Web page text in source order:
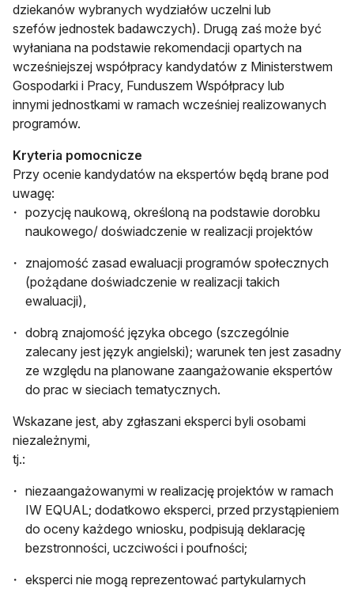
dziekanów wybranych wydziałów uczelni lub
szefów jednostek badawczych). Drugą zaś może być
wyłaniana na podstawie rekomendacji opartych na
wcześniejszej współpracy kandydatów z Ministerstwem
Gospodarki i Pracy, Funduszem Współpracy lub
innymi jednostkami w ramach wcześniej realizowanych
programów.
Kryteria pomocnicze
Przy ocenie kandydatów na ekspertów będą brane pod
uwagę:
pozycję naukową, określoną na podstawie dorobku
naukowego/ doświadczenie w realizacji projektów
znajomość zasad ewaluacji programów społecznych
(pożądane doświadczenie w realizacji takich
ewaluacji),
dobrą znajomość języka obcego (szczególnie
zalecany jest język angielski); warunek ten jest zasadny
ze względu na planowane zaangażowanie ekspertów
do prac w sieciach tematycznych.
Wskazane jest, aby zgłaszani eksperci byli osobami
niezależnymi,
tj.:
niezaangażowanymi w realizację projektów w ramach
IW EQUAL; dodatkowo eksperci, przed przystąpieniem
do oceny każdego wniosku, podpisują deklarację
bezstronności, uczciwości i poufności;
eksperci nie mogą reprezentować partykularnych